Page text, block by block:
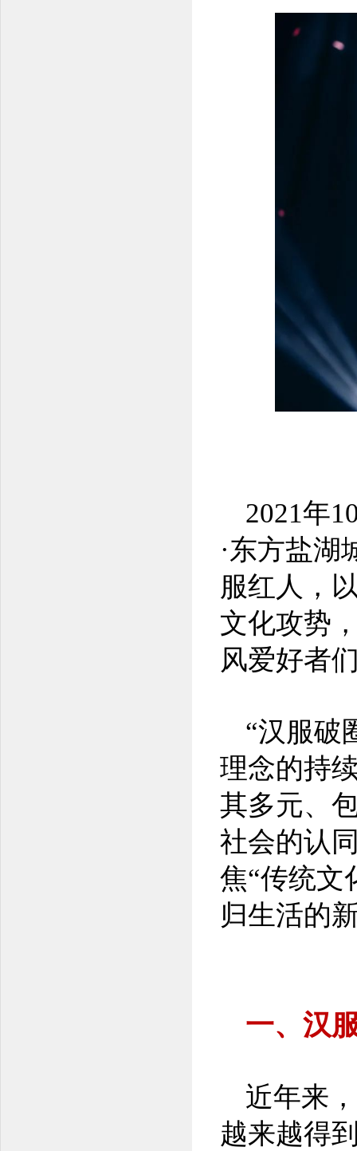
2021年
·东方盐湖
服红人，
文化攻势
风爱好者
“汉服破
理念的持
其多元、
社会的认
焦“传统文
归生活的
一、汉
近年来
越来越得